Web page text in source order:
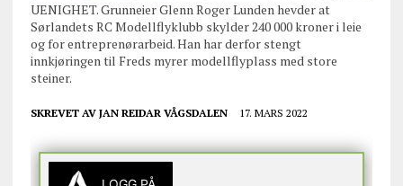
UENIGHET. Grunneier Glenn Roger Lunden hevder at
Sørlandets RC Modellflyklubb skylder 240 000 kroner i leie
og for entreprenørarbeid. Han har derfor stengt
innkjøringen til Freds myrer modellflyplass med store
steiner.
SKREVET AV JAN REIDAR VÅGSDALEN 17. MARS 2022